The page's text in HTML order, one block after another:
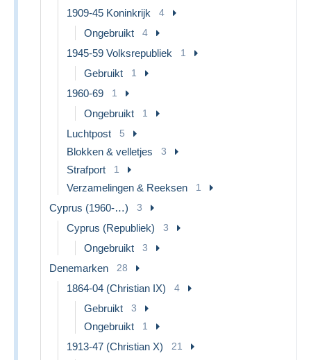
1909-45 Koninkrijk 4
Ongebruikt 4
1945-59 Volksrepubliek 1
Gebruikt 1
1960-69 1
Ongebruikt 1
Luchtpost 5
Blokken & velletjes 3
Strafport 1
Verzamelingen & Reeksen 1
Cyprus (1960-…) 3
Cyprus (Republiek) 3
Ongebruikt 3
Denemarken 28
1864-04 (Christian IX) 4
Gebruikt 3
Ongebruikt 1
1913-47 (Christian X) 21